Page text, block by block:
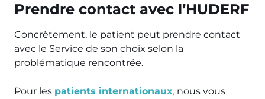
Prendre contact avec l’HUDERF
Concrètement, le patient peut prendre contact
avec le Service de son choix selon la
problématique rencontrée.
Pour les patients internationaux, nous vous